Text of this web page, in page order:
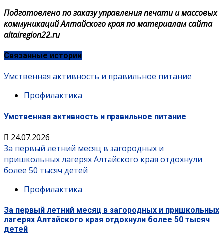
Подготовлено по заказу управления печати и массовых
коммуникаций Алтайского края по материалам сайта
altairegion22.ru
Связанные истории
Умственная активность и правильное питание
Профилактика
Умственная активность и правильное питание
24.07.2026
За первый летний месяц в загородных и
пришкольных лагерях Алтайского края отдохнули
более 50 тысяч детей
Профилактика
За первый летний месяц в загородных и пришкольных
лагерях Алтайского края отдохнули более 50 тысяч
детей